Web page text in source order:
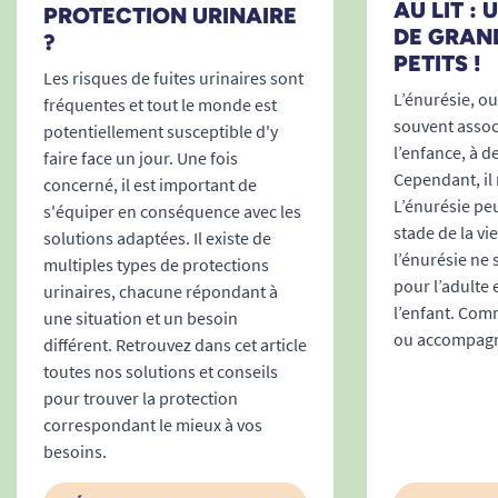
S’adapte à toutes les morphologies adultes
Efficacité prolongée qui réduit la fréquence
des changes, donc le dérangement de
l’utilisateur.
Des certifications reconnues et un
engagement pour la santé de la peau
TENA ProSkin Slip Super Medium bénéficie du
labelSkin Health Alliance, reconnu
internationalement pour sa compatibilité avec
les peaux sensibles. Toutes les matières utilisées
sont soigneusement sélectionnées, sans latex,
pour limiter tout risque allergique et garantir un
contact sain, même en cas de port prolongé.
Caractéristiques techniques
PROTECTION URINAIRE
?
Les risques de fuites urinaires sont
fréquentes et tout le monde est
potentiellement susceptible d'y
faire face un jour. Une fois
concerné, il est important de
s'équiper en conséquence avec les
solutions adaptées. Il existe de
multiples types de protections
urinaires, chacune répondant à
une situation et un besoin
différent. Retrouvez dans cet article
toutes nos solutions et conseils
pour trouver la protection
correspondant le mieux à vos
besoins.
AU LIT :
DE
PETITS !
L’énurésie,
souvent
l’enfance, à
Cependant, il
L’énurésie
stade de la
l’énurésie ne
pour l’adulte
l’enfant.
ou